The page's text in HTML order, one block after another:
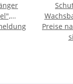
&
inkl.
Preise